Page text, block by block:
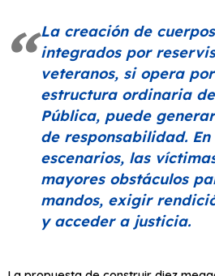
La creación de
integrados por
veteranos, si opera
estructura ordinaria
Pública, puede
de responsabilidad. En
escenarios, las
mayores obstáculos
mandos, exigir
y acceder a justicia.